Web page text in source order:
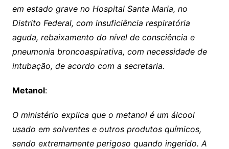
em estado grave no Hospital Santa Maria, no
Distrito Federal, com insuficiência respiratória
aguda, rebaixamento do nível de consciência e
pneumonia broncoaspirativa, com necessidade de
intubação, de acordo com a secretaria.
Metanol:
O ministério explica que o metanol é um álcool
usado em solventes e outros produtos químicos,
sendo extremamente perigoso quando ingerido. A